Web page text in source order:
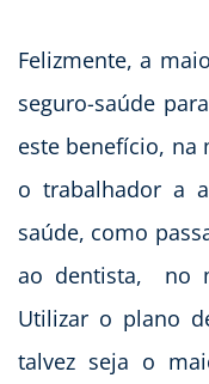
Felizmente, a
seguro-saúde
este benefício, na
o trabalhador a
saúde, como
ao dentista, no
Utilizar o plano
talvez seja o